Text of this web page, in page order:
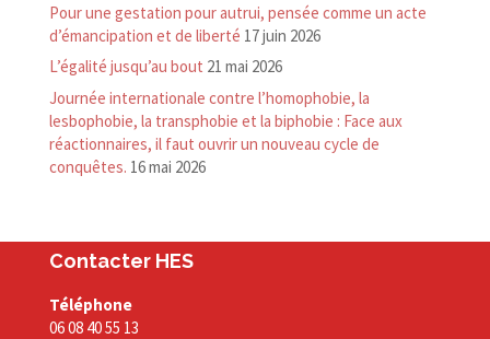
Pour une gestation pour autrui, pensée comme un acte
d’émancipation et de liberté 17 juin 2026
L’égalité jusqu’au bout 21 mai 2026
Journée internationale contre l’homophobie, la
lesbophobie, la transphobie et la biphobie : Face aux
réactionnaires, il faut ouvrir un nouveau cycle de
conquêtes. 16 mai 2026
Contacter HES
Téléphone
06 08 40 55 13